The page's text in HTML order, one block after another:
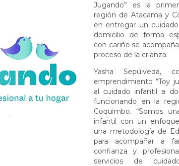
Jugando” es la
región de Atacama y
en entregar un
domicilio de forma
con cariño se
proceso de la crianza.
Yasha Sepúlveda,
emprendimiento “Toy
al cuidado infantil a
funcionando en la
Coquimbo. “Somos
infantil con un
una metodología de
para acompañar a
confianza y
servicios de